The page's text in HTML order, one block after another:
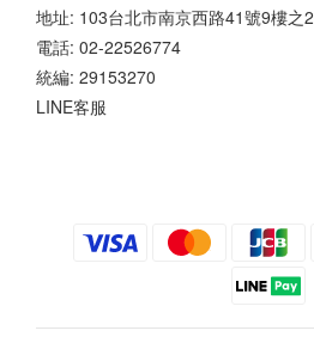
地址: 103台北市南京西路41號9樓之2
電話: 02-22526774
統編: 29153270
LINE客服